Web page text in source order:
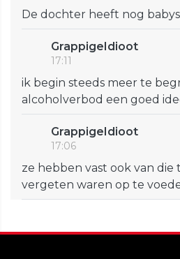
De dochter heeft nog
GrappigeIdioot
17:11
ik begin steeds meer te
alcoholverbod een goed
GrappigeIdioot
17:06
ze hebben vast ook van die
vergeten waren op te